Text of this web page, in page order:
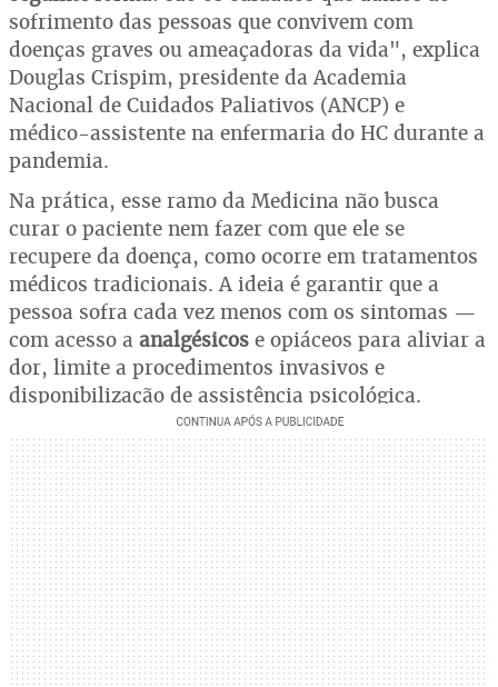
sofrimento das pessoas que convivem com
doenças graves ou ameaçadoras da vida", explica
Douglas Crispim, presidente da Academia
Nacional de Cuidados Paliativos (ANCP) e
médico-assistente na enfermaria do HC durante a
pandemia.
Na prática, esse ramo da Medicina não busca
curar o paciente nem fazer com que ele se
recupere da doença, como ocorre em tratamentos
médicos tradicionais. A ideia é garantir que a
pessoa sofra cada vez menos com os sintomas —
com acesso a analgésicos e opiáceos para aliviar a
dor, limite a procedimentos invasivos e
disponibilização de assistência psicológica.